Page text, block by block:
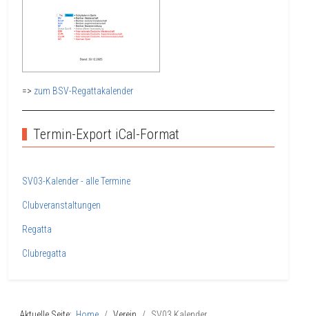
=> zum BSV-Regattakalender
Termin-Export iCal-Format
SV03-Kalender - alle Termine
Clubveranstaltungen
Regatta
Clubregatta